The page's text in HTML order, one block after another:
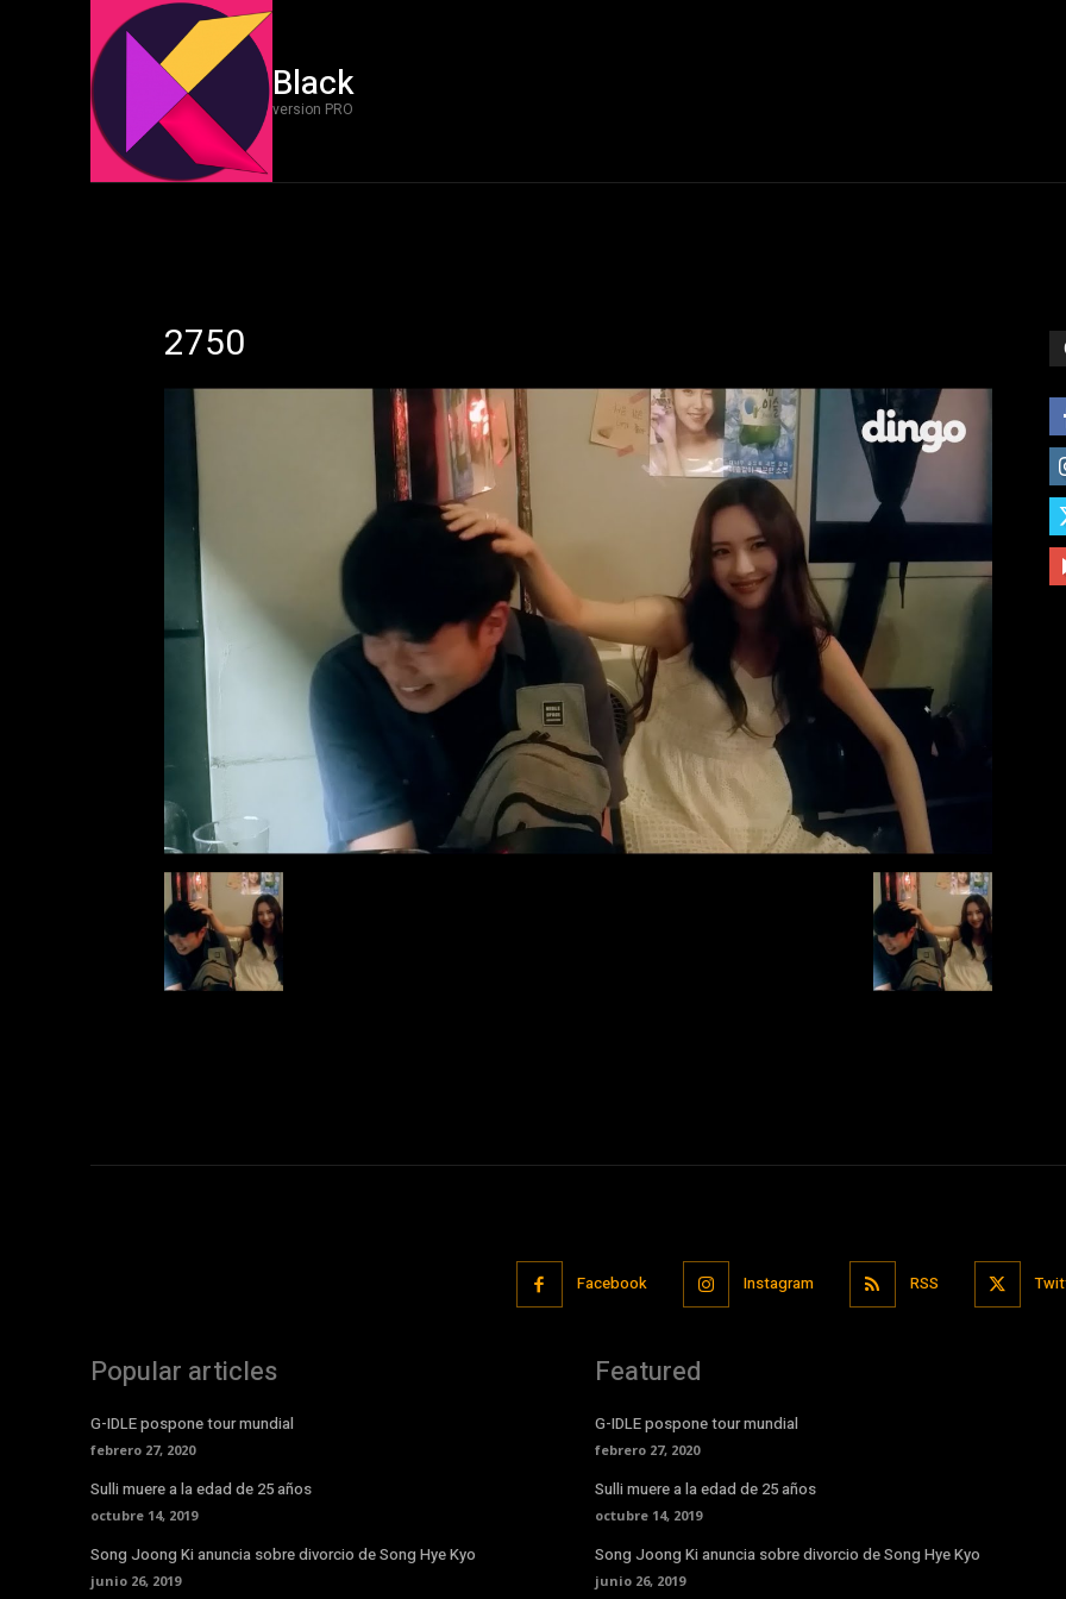
Black
version PRO
2750
Facebook Instagram RSS
Popular articles
G-IDLE pospone tour mundial
febrero 27, 2020
Sulli muere a la edad de 25 años
octubre 14, 2019
Song Joong Ki anuncia sobre divorcio de Song Hye Kyo
junio 26, 2019
Featured
G-IDLE pospone tour mundial
febrero 27, 2020
Sulli muere a la edad de 25 años
octubre 14, 2019
Song Joong Ki anuncia sobre divorcio de Song Hye Kyo
junio 26, 2019